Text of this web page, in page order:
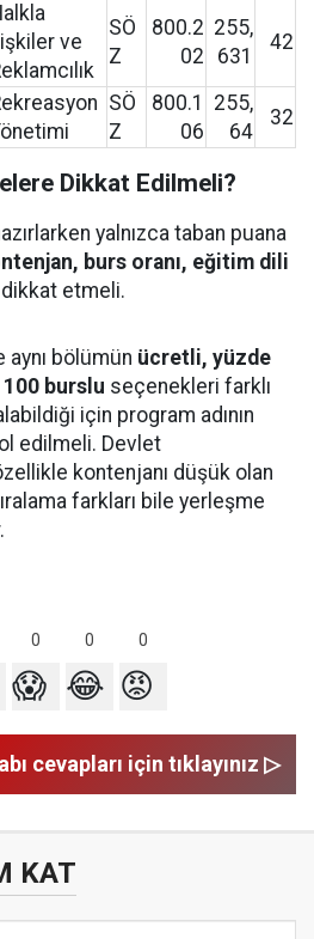
ve
SÖ
Z
800.2
02
255,
631
42
SÖ
Z
800.1
06
255,
64
32
Dikkat Edilmeli?
yalnızca taban puana
burs oranı, eğitim dili
etmeli.
bölümün ücretli, yüzde
burslu seçenekleri farklı
için program adının
edilmeli. Devlet
kontenjanı düşük olan
farkları bile yerleşme
0 0 0
😱 😂 😡
cevapları için tıklayınız ▷
KAT